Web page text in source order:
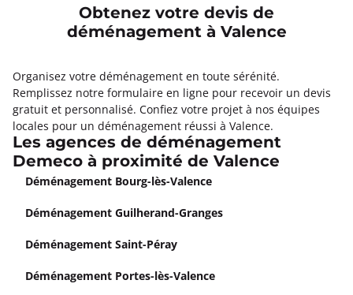
Obtenez votre devis de
déménagement à Valence
Organisez votre déménagement en toute sérénité.
Remplissez notre formulaire en ligne pour recevoir un devis
gratuit et personnalisé. Confiez votre projet à nos équipes
locales pour un déménagement réussi à Valence.
Les agences de déménagement
Demeco à proximité de Valence
Déménagement Bourg-lès-Valence
Déménagement Guilherand-Granges
Déménagement Saint-Péray
Déménagement Portes-lès-Valence